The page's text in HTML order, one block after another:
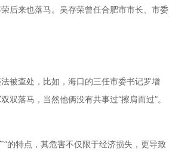
后来也落马。吴存荣曾任合肥市市长、市委
查处，比如，海口的三任市委书记罗增
落马，当然他俩没有共事过“擦肩而过”。
特点，其危害不仅限于经济损失，更导致